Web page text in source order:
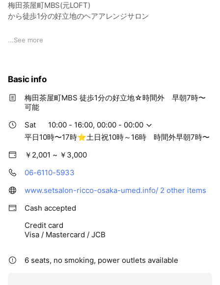
梅田茶屋町MBS(元LOFT)
から徒歩1分の好立地のヘアアレンジサロン
ナチュラルで可愛いヘアメイクが得意なサロンなので デート
ンも併設！肌質根本改善&崩れたスタイリングやメイクのお直
しで気分転換にも気軽に使えるプチプライスが嬉しい♪
可愛く変身できちゃいます！
また、フォトスタジオメニューもあるので
ブライダル前撮りやキッズ撮影やマタニティフォトなど可愛い
写真も撮れちゃいます。
✨ヘアセット¥3800 → ✨LINE予約平日¥2500 ✨土日祝
¥2800
🌷早朝も7時～予約もOK！🌷
(早朝は時間外料金UPあり)
電話 0661105933
LINE@ricco_umeda
@hair_make_ricco
@photography_ricco
...See more
Basic info
梅田茶屋町MBS 徒歩1分の好立地☆時間外 早朝7時〜
可能
Sat
10:00 - 16:00, 00:00 - 00:00
平日10時〜17時⭐︎土日祝10時～16時 時間外早朝7時〜
￥2,001 ~ ￥3,000
06-6110-5933
www.setsalon-ricco-osaka-umed.info/ 2 other items
Cash accepted
Credit card
Visa / Mastercard / JCB
6 seats, no smoking, power outlets available